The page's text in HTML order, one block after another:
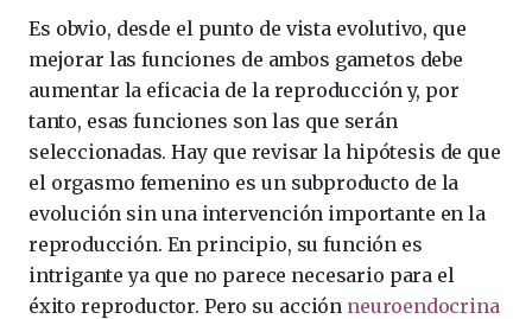
Es obvio, desde el punto de vista evolutivo, que
mejorar las funciones de ambos gametos debe
aumentar la eficacia de la reproducción y, por
tanto, esas funciones son las que serán
seleccionadas. Hay que revisar la hipótesis de que
el orgasmo femenino es un subproducto de la
evolución sin una intervención importante en la
reproducción. En principio, su función es
intrigante ya que no parece necesario para el
éxito reproductor. Pero su acción neuroendocrina